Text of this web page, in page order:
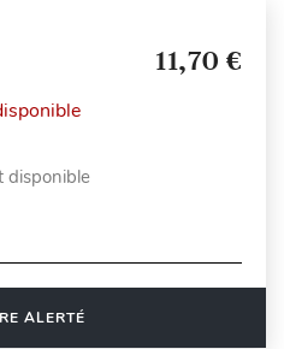
11,70 €
disponible
ALERTÉ